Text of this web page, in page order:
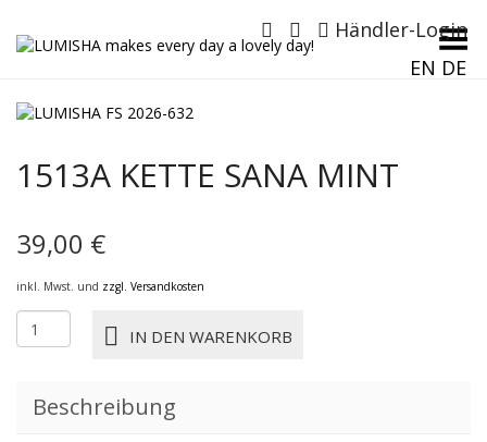
Händler-Login
EN DE
Menü umschalten
1513A KETTE SANA MINT
39,00 €
inkl. Mwst. und zzgl. Versandkosten
1513A
KETTE
Menge
IN DEN WARENKORB
Beschreibung